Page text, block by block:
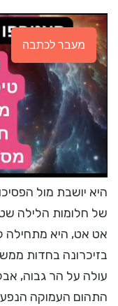
מעבר לכתבה
היא יושבת מול
של חלומות הלילה
אט אט, היא מתחילה
בזיכרונה בחדות
עולה על הר גבוה,
התהום העמוקה